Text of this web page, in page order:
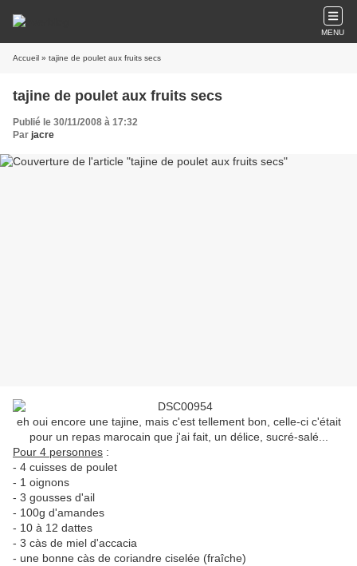
MENU
Accueil » tajine de poulet aux fruits secs
tajine de poulet aux fruits secs
Publié le 30/11/2008 à 17:32
Par jacre
eh oui encore une tajine, mais c'est tellement bon, celle-ci c'était
pour un repas marocain que j'ai fait, un délice, sucré-salé...
Pour 4 personnes :
- 4 cuisses de poulet
- 1 oignons
- 3 gousses d'ail
- 100g d'amandes
- 10 à 12 dattes
- 3 càs de miel d'accacia
- une bonne càs de coriandre ciselée (fraîche)